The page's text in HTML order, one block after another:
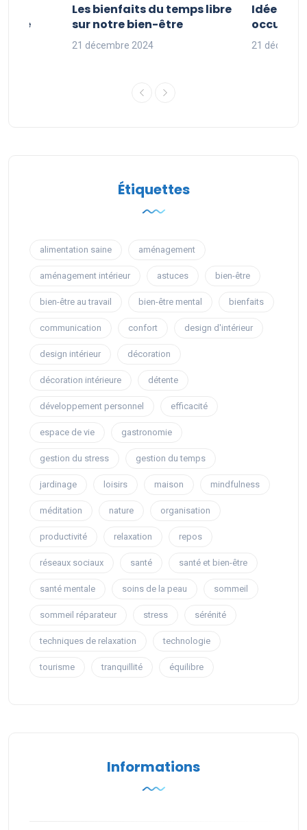
faire
Les bienfaits du temps libre
sur notre bien-être
21 décembre 2024
Idées
occuper
21
Étiquettes
alimentation saine aménagement
aménagement intérieur astuces bien-être
bien-être au travail bien-être mental bienfaits
communication confort design d'intérieur
design intérieur décoration
décoration intérieure détente
développement personnel efficacité
espace de vie gastronomie
gestion du stress gestion du temps
jardinage loisirs maison mindfulness
méditation nature organisation
productivité relaxation repos
réseaux sociaux santé santé et bien-être
santé mentale soins de la peau sommeil
sommeil réparateur stress sérénité
techniques de relaxation technologie
tourisme tranquillité équilibre
Informations